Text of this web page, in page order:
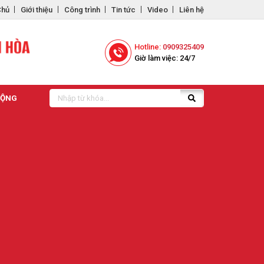
Giới thiệu Công trình Tin tức Video Liên hệ
Hotline: 0909325409
Giờ làm việc: 24/7